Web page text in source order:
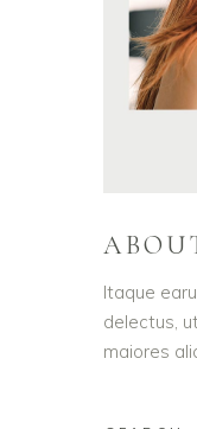
Itaque
delectus,
maiores